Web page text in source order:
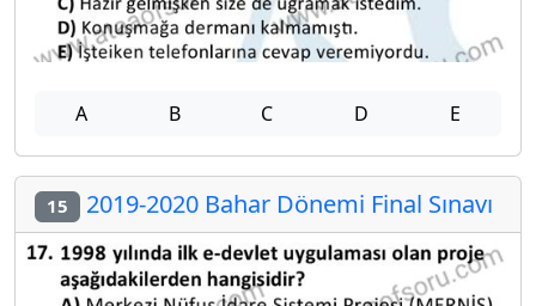
A B C D E
15 2019-2020 Bahar Dönemi Final Sınavı